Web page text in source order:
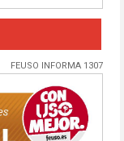
FEUSO INFORMA 1307